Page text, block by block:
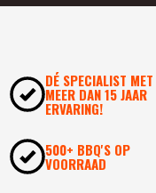
DÉ SPECIALIST MET
MEER DAN 15 JAAR
ERVARING!
500+ BBQ'S OP
VOORRAAD